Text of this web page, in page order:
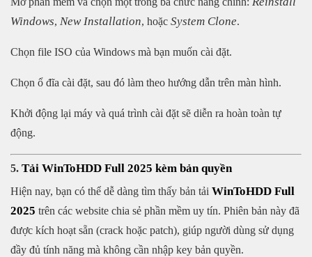
Windows, New Installation, hoặc System Clone.
Chọn file ISO của Windows mà bạn muốn cài đặt.
Chọn ổ đĩa cài đặt, sau đó làm theo hướng dẫn trên màn hình.
Khởi động lại máy và quá trình cài đặt sẽ diễn ra hoàn toàn tự
động.
5. Tải WinToHDD Full 2025 kèm bản quyền
Hiện nay, bạn có thể dễ dàng tìm thấy bản tải WinToHDD Full
2025 trên các website chia sẻ phần mềm uy tín. Phiên bản này đã
được kích hoạt sẵn (crack hoặc patch), giúp người dùng sử dụng
đầy đủ tính năng mà không cần nhập key bản quyền.